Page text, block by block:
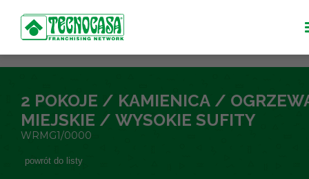
2 POKOJE / KAMIENICA /
MIEJSKIE / WYSOKIE SUFITY
WRMG1/0000
powrót do listy